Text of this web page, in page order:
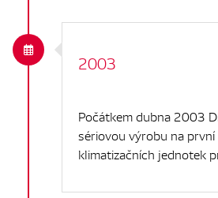
2003
Počátkem dubna 2003
sériovou výrobu na
klimatizačních jednotek